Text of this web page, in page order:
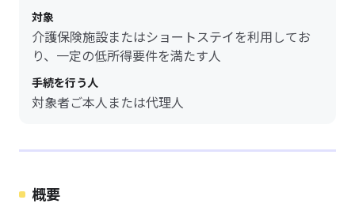
対象
介護保険施設またはショートステイを利用してお
り、一定の低所得要件を満たす人
手続を行う人
対象者ご本人または代理人
概要